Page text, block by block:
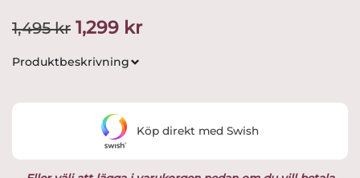
1,495kr Det
ursprungliga
var:
1,495 kr.
1,299 krDet
1,299 kr.
Produktbeskrivning
Köp direkt med Swish